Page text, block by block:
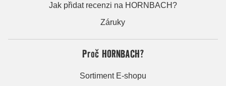
Jak přidat recenzi na HORNBACH?
Záruky
Proč HORNBACH?
Sortiment E-shopu